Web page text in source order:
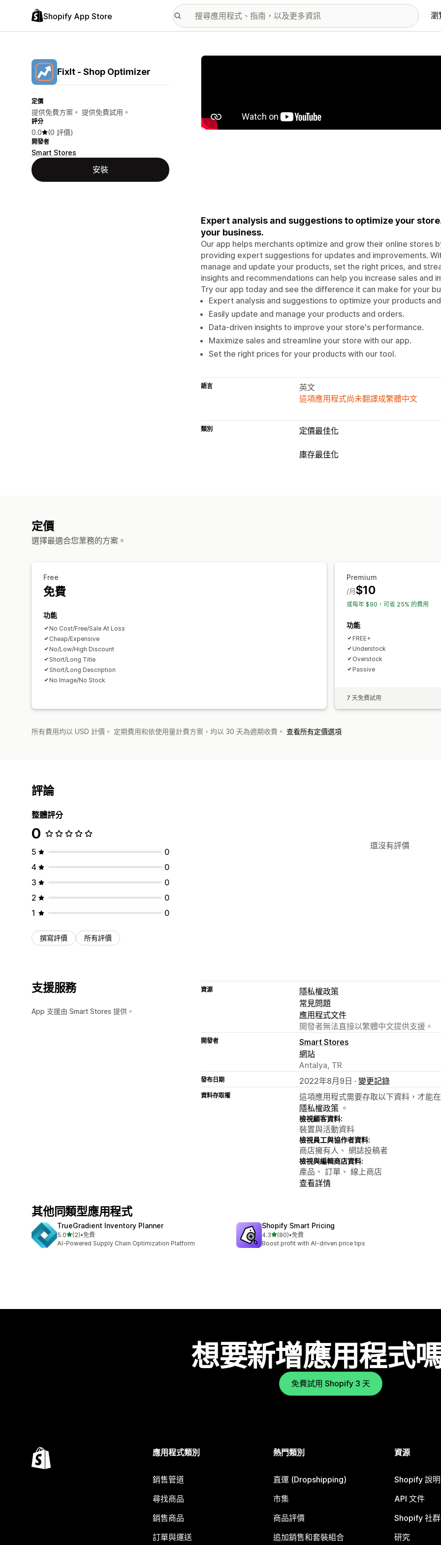
Shopify App Store 瀏
FixIt ‑ Shop Optimizer
定價
提供免費方案。 提供免費試用。
評分
0.0 (0 評價)
開發者
Smart Stores
安裝
主要圖片圖庫
Expert analysis and suggestions to optimize your
your business.
Our app helps merchants optimize and grow their online stores
providing expert suggestions for updates and improvements.
manage and update your products, set the right prices, and
insights and recommendations can help you increase sales and
Try our app today and see the difference it can make for your
Expert analysis and suggestions to optimize your products
Easily update and manage your products and orders.
Data-driven insights to improve your store's performance.
Maximize sales and streamline your store with our app.
Set the right prices for your products with our tool.
語言
英文
這項應用程式尚未翻譯成繁體中文
類別 定價最佳化
定價管理
庫存最佳化
定價
選擇最適合您業務的方案。
Free
免費
功能
No Cost/Free/Sale At Loss
Cheap/Expensive
No/Low/High Discount
Short/Long Title
Short/Long Description
No Image/No Stock
Premium
$10
/月
或每年 $90，可省 25% 的費用
功能
FREE+
Understock
Overstock
Passive
7 天免費試用
所有費用均以 USD 計價。 定期費用和依使用量計費方案，均以 30 天為週期收費。 查看所有定價選項
評論
整體評分
0
5
0
4
0
3
0
2
0
1
0
撰寫評價 所有評價
還沒有評價
支援服務
App 支援由 Smart Stores 提供。
資源
隱私權政策
常見問題
應用程式文件
開發者無法直接以繁體中文提供支援。
開發者
Smart Stores
網站
Antalya, TR
發布日期 2022年8月9日 · 變更記錄
資料存取權
這項應用程式需要存取以下資料，才能
隱私權政策 。
檢視顧客資料:
裝置與活動資料
檢視員工與協作者資料:
商店擁有人、 網誌投稿者
檢視與編輯商店資料:
產品、 訂單、 線上商店
查看詳情
其他同類型應用程式
TrueGradient Inventory Planner
5.0滿分 5 顆星
(2)
共有 2 則評價
•免費
AI-Powered Supply Chain Optimization Platform
Shopify Smart Pricing
4.3滿分 5 顆星
(80)
共有 80 則評價
•免費
Boost profit with AI-driven price tips
想要新增應用程式
免費試用 Shopify 3 天
應用程式類別
銷售管道
尋找商品
銷售商品
訂單與運送
熱門類別
直運 (Dropshipping)
市集
商品評價
追加銷售和套裝組合
資源
Shopify 說
API 文件
Shopify 社群
研究